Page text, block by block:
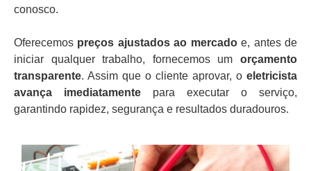
conosco.
Oferecemos preços ajustados ao mercadoe, antes de
iniciar qualquer trabalho, fornecemos um orçamento
transparente. Assim que o cliente aprovar, o eletricista
avança imediatamente para executar o serviço,
garantindo rapidez, segurança e resultados duradouros.